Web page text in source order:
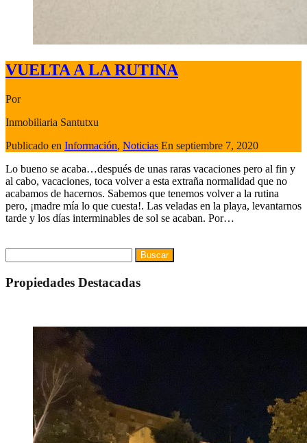
VUELTA A LA RUTINA
Por
Inmobiliaria Santutxu
Publicado en Información, Noticias En septiembre 7, 2020
Lo bueno se acaba…después de unas raras vacaciones pero al fin y
al cabo, vacaciones, toca volver a esta extraña normalidad que no
acabamos de hacernos. Sabemos que tenemos volver a la rutina
pero, ¡madre mía lo que cuesta!. Las veladas en la playa, levantarnos
tarde y los días interminables de sol se acaban. Por…
Propiedades Destacadas